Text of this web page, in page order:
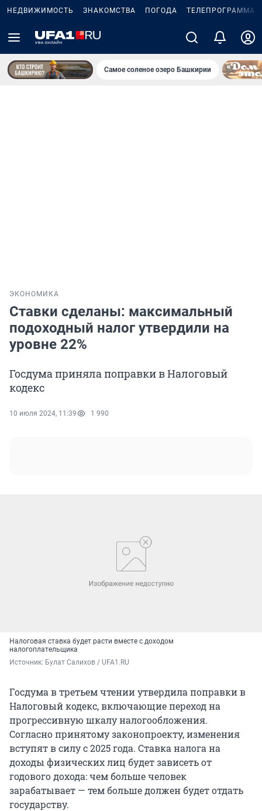
НЕДВИЖИМОСТЬ ЗНАКОМСТВА ПОГОДА ТЕЛЕПРОГРАММА
Самое соленое озеро Башкирии
ЭКОНОМИКА
Ставки сделаны: максимальный
подоходный налог утвердили на
уровне 22%
Госдума приняла поправки в Налоговый
кодекс
10 июля 2024, 11:39 1 990
Налоговая ставка будет расти вместе с доходом
налогоплательщика
Источник: Булат Салихов / UFA1.RU
Госдума в третьем чтении утвердила поправки в
Налоговый кодекс, включающие переход на
прогрессивную шкалу налогообложения.
Согласно принятому законопроекту, изменения
вступят в силу с 2025 года. Ставка налога на
доходы физических лиц будет зависеть от
годового дохода: чем больше человек
зарабатывает — тем больше должен будет отдать
государству.